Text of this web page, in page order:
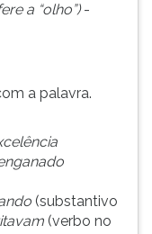
a “olho”)-
a palavra.
(substantivo
(verbo no